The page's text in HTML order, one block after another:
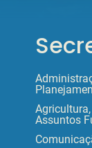
Assuntos